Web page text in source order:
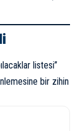
listesi”
bir zihin